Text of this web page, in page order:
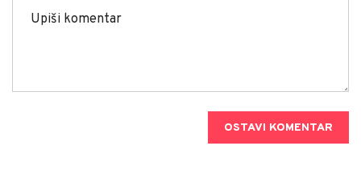
OSTAVI KOMENTAR